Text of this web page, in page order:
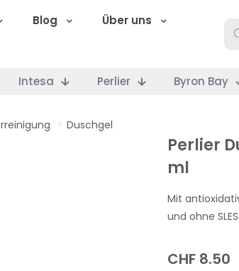
Blog
Über uns
Intesa Perlier Byron Bay
> Duschgel
Perlier
ml
Mit
und ohne
CHF 8.50